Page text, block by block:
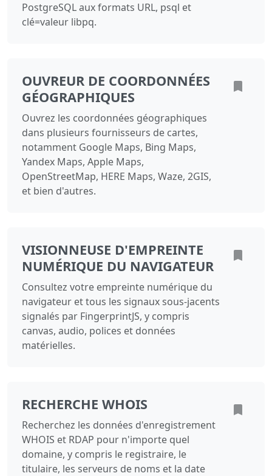
PostgreSQL aux formats URL, psql et
clé=valeur libpq.
OUVREUR DE COORDONNÉES
GÉOGRAPHIQUES
Ouvrez les coordonnées géographiques
dans plusieurs fournisseurs de cartes,
notamment Google Maps, Bing Maps,
Yandex Maps, Apple Maps,
OpenStreetMap, HERE Maps, Waze, 2GIS,
et bien d'autres.
VISIONNEUSE D'EMPREINTE
NUMÉRIQUE DU NAVIGATEUR
Consultez votre empreinte numérique du
navigateur et tous les signaux sous-jacents
signalés par FingerprintJS, y compris
canvas, audio, polices et données
matérielles.
RECHERCHE WHOIS
Recherchez les données d'enregistrement
WHOIS et RDAP pour n'importe quel
domaine, y compris le registraire, le
titulaire, les serveurs de noms et la date